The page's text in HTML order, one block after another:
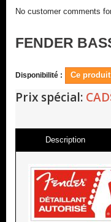
No customer comments
FENDER
Disponibilité : Ce
Prix spécial:
Description